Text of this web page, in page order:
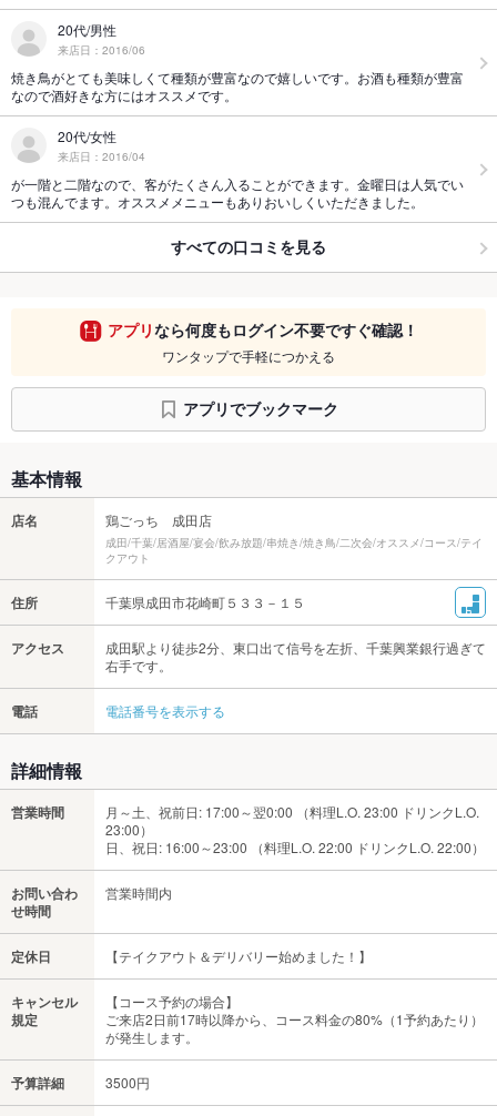
20代/男性
来店日：2016/06
焼き鳥がとても美味しくて種類が豊富なので嬉しいです。お酒も種類が豊富
なので酒好きな方にはオススメです。
20代/女性
来店日：2016/04
が一階と二階なので、客がたくさん入ることができます。金曜日は人気でい
つも混んでます。オススメメニューもありおいしくいただきました。
すべての口コミを見る
アプリなら何度もログイン不要ですぐ確認！
ワンタップで手軽につかえる
アプリでブックマーク
基本情報
店名 鶏ごっち 成田店
成田/千葉/居酒屋/宴会/飲み放題/串焼き/焼き鳥/二次会/オススメ/コース/テイ
クアウト
住所 千葉県成田市花崎町５３３－１５
アクセス
成田駅より徒歩2分、東口出て信号を左折、千葉興業銀行過ぎて
右手です。
電話 電話番号を表示する
詳細情報
営業時間
月～土、祝前日: 17:00～翌0:00 （料理L.O. 23:00 ドリンクL.O.
23:00）
日、祝日: 16:00～23:00 （料理L.O. 22:00 ドリンクL.O. 22:00）
お問い合わ
せ時間
営業時間内
定休日 【テイクアウト＆デリバリー始めました！】
キャンセル
規定
【コース予約の場合】
ご来店2日前17時以降から、コース料金の80%（1予約あたり）
が発生します。
予算詳細 3500円